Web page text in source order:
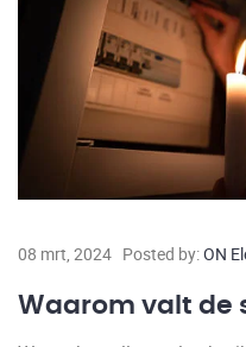
08 mrt, 2024 Posted by:ON
Waarom valt de